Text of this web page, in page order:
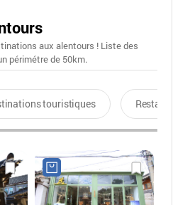
aux alentours ! Liste des
périmétre de 50km.
touristiques Restaurants